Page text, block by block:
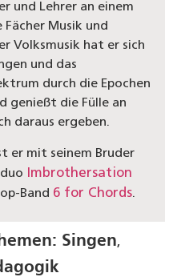
und Lehrer an einem
Musik und
Volksmusik hat er sich
und das
durch die Epochen
genießt die Fülle an
daraus ergeben.
er mit seinem Bruder
Imbrothersation
Band 6 for Chords.
Singen,